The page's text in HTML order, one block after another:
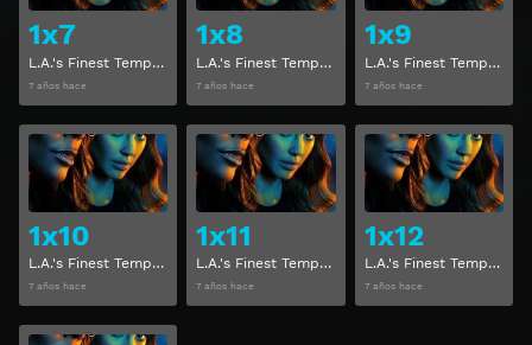
1x7
L.A.'s Finest Temporada 1 Capitulo 7
7 años hace
1x8
L.A.'s Finest Temporada 1 Capitulo 8
7 años hace
1x9
L.A.'s Finest Temporada 1 Capitulo 9
7 años hace
1x10
L.A.'s Finest Temporada 1 Capitulo 10
7 años hace
Ver
1x11
L.A.'s Finest Temporada 1 Capitulo 11
7 años hace
Ver
1x12
L.A.'s Finest Temporada 1 Capitulo 12
7 años hace